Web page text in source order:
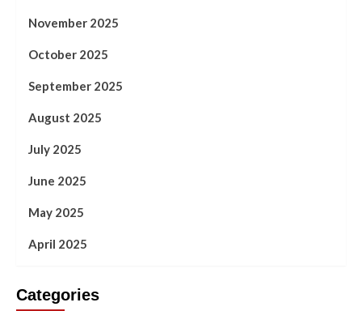
November 2025
October 2025
September 2025
August 2025
July 2025
June 2025
May 2025
April 2025
Categories